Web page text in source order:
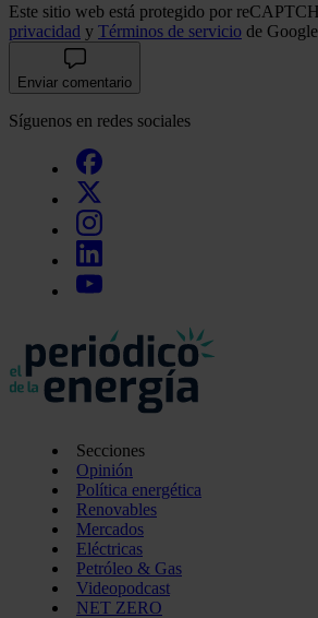
Este sitio web está protegido por
privacidad y Términos de servicio de
Enviar comentario
Síguenos en redes sociales
Secciones
Opinión
Política energética
Renovables
Mercados
Eléctricas
Petróleo & Gas
Videopodcast
NET ZERO